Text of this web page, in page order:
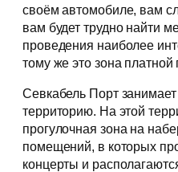
своём автомобиле, вам
вам будет трудно найти
проведения наиболее
тому же это зона платной
Севкабель Порт
территорию. На этой
прогулочная зона на
помещений, в которых
концерты и